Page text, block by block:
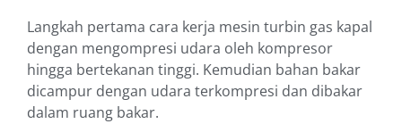
Langkah pertama cara kerja mesin turbin gas kapal
dengan mengompresi udara oleh kompresor
hingga bertekanan tinggi. Kemudian bahan bakar
dicampur dengan udara terkompresi dan dibakar
dalam ruang bakar.